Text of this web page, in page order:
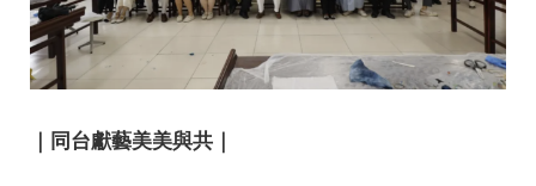
同台獻藝美美與共